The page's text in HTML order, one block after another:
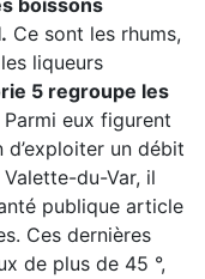
boissons
Ce sont les rhums,
liqueurs
5 regroupe les
Parmi eux figurent
un débit
du-Var, il
publique article
Ces dernières
de plus de 45 °,